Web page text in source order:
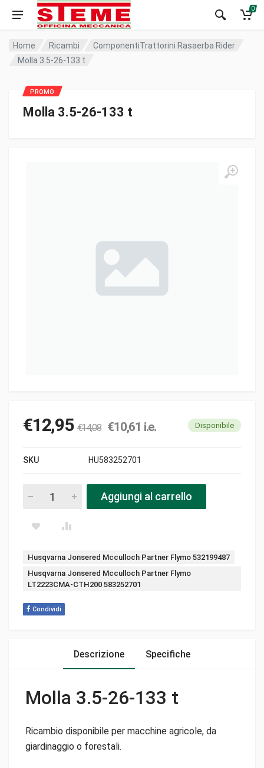
0
Home Ricambi
ComponentiTrattorini Rasaerba Rider
Molla 3.5-26-133 t
Molla 3.5-26-133 t
€12,95 €14,08 €10,61 i.e. Disponibile
SKU HU583252701
Molla 3.5-26-133 t pezziAggiungi al carrello
Tags:
Husqvarna Jonsered Mcculloch Partner Flymo 532199487
Husqvarna Jonsered Mcculloch Partner Flymo
LT2223CMA-CTH200 583252701
Condividi
Descrizione Specifiche
Molla 3.5-26-133 t
Ricambio disponibile per macchine agricole, da
giardinaggio o forestali.